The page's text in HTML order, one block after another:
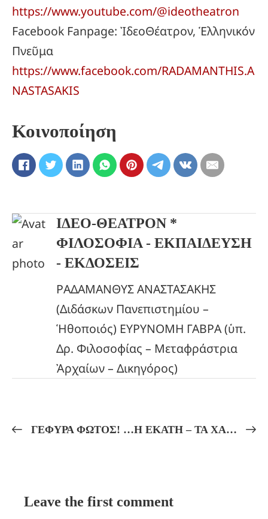
https://www.youtube.com/@ideotheatron
Facebook Fanpage: ἸδεοΘέατρον, Ἑλληνικόν
Πνεῦμα
https://www.facebook.com/RADAMANTHIS.A
NASTASAKIS
Κοινοποίηση
ΙΔΕΟ-ΘΕΑΤΡΟΝ *
ΦΙΛΟΣΟΦΙΑ - ΕΚΠΑΙΔΕΥΣΗ
- ΕΚΔΟΣΕΙΣ
ΡΑΔΑΜΑΝΘΥΣ ΑΝΑΣΤΑΣΑΚΗΣ
(Διδάσκων Πανεπιστημίου –
Ἡθοποιός) ΕΥΡΥΝΟΜΗ ΓΑΒΡΑ (ὑπ.
Δρ. Φιλοσοφίας – Μεταφράστρια
Ἀρχαίων – Δικηγόρος)
ΓΕΦΥΡΑ ΦΩΤΟΣ! Ο 7ος Βαθμός ΤΩΝ ΕΛΕΥΣΙΝΙΩΝ ΜΥΣΤΗΡΙΩΝ! Η ΕΚΑΤΗ – ΤΑ ΧΑΛΔΑΪΚΑ ΛΟΓΙΑ ΚΑΙ Η ΜΥΣΤΗΡΙΑΚΗ ΕΡΜΗΝΕΙΑ ΤΩΝ ΟΝΟΜΑΤΩΝ ΤΩΝ ΕΛΛΗΝΩΝ ΘΕΩΝ! ΘΕΟΥΡΓΙΑ ΚΑΙ ΝΕΟΠΛΑΤΩΝΙΚΗ ΦΙΛΟΣΟΦΙΑ!
Leave the first comment